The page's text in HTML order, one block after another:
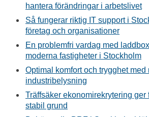
hantera förändringar i arbetslivet
Så fungerar riktig IT support i
företag och organisationer
En problemfri vardag med
moderna fastigheter i Stockholm
Optimal komfort och trygghet med
industribelysning
Träffsäker ekonomirekrytering ger
stabil grund